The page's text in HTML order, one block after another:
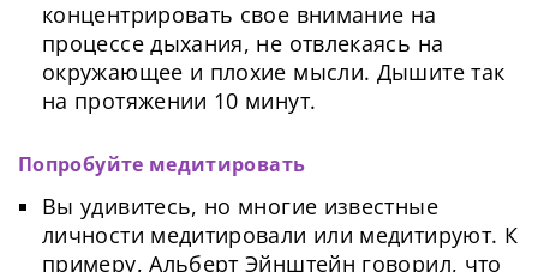
концентрировать свое внимание на
процессе дыхания, не отвлекаясь на
окружающее и плохие мысли. Дышите так
на протяжении 10 минут.
Попробуйте медитировать
Вы удивитесь, но многие известные
личности медитировали или медитируют. К
примеру, Альберт Эйнштейн говорил, что